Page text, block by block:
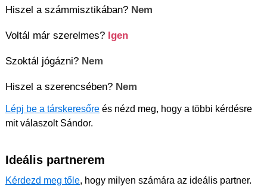
Hiszel a számmisztikában? Nem
Voltál már szerelmes? Igen
Szoktál jógázni? Nem
Hiszel a szerencsében? Nem
Lépj be a társkeresőre és nézd meg, hogy a többi kérdésre
mit válaszolt Sándor.
Ideális partnerem
Kérdezd meg tőle, hogy milyen számára az ideális partner.